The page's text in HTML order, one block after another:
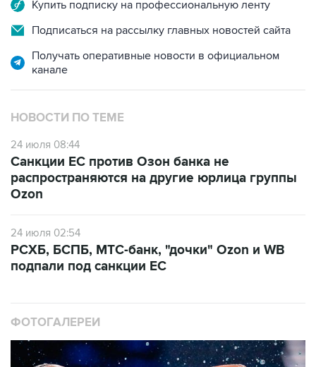
Купить подписку на профессиональную ленту
Подписаться на рассылку главных новостей сайта
Получать оперативные новости в официальном
канале
НОВОСТИ ПО ТЕМЕ
24 июля 08:44
Санкции ЕС против Озон банка не
распространяются на другие юрлица группы
Ozon
24 июля 02:54
РСХБ, БСПБ, МТС-банк, "дочки" Ozon и WB
подпали под санкции ЕС
ФОТОГАЛЕРЕИ